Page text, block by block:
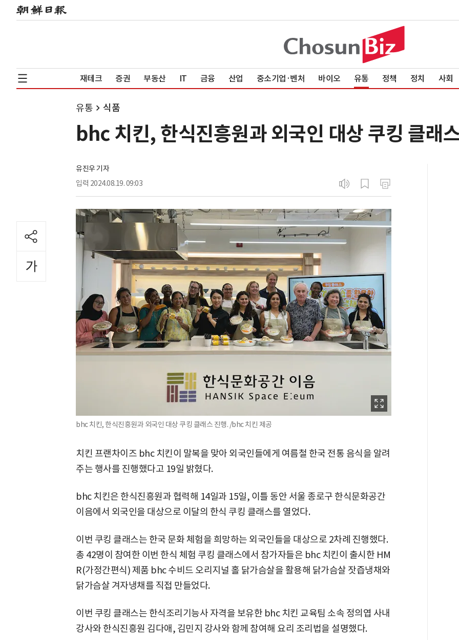
재테크 증권 부동산 IT 금융 산업 중소기업·벤처 바이오 유통 정책 정치 사회
유통 식품
bhc 치킨, 한식진흥원과 외국인 대상 쿠킹 클래
유진우 기자
입력 2024.08.19. 09:03
bhc 치킨, 한식진흥원과 외국인 대상 쿠킹 클래스 진행. /bhc 치킨 제공
치킨 프랜차이즈 bhc 치킨이 말복을 맞아 외국인들에게 여름철 한국 전통 음식을 알려
주는 행사를 진행했다고 19일 밝혔다.
bhc 치킨은 한식진흥원과 협력해 14일과 15일, 이틀 동안 서울 종로구 한식문화공간
이음에서 외국인을 대상으로 이달의 한식 쿠킹 클래스를 열었다.
이번 쿠킹 클래스는 한국 문화 체험을 희망하는 외국인들을 대상으로 2차례 진행했다.
총 42명이 참여한 이번 한식 체험 쿠킹 클래스에서 참가자들은 bhc 치킨이 출시한 HM
R(가정간편식) 제품 bhc 수비드 오리지널 홀 닭가슴살을 활용해 닭가슴살 잣즙냉채와
닭가슴살 겨자냉채를 직접 만들었다.
이번 쿠킹 클래스는 한식조리기능사 자격을 보유한 bhc 치킨 교육팀 소속 정의엽 사내
강사와 한식진흥원 김다애, 김민지 강사와 함께 참여해 요리 조리법을 설명했다.